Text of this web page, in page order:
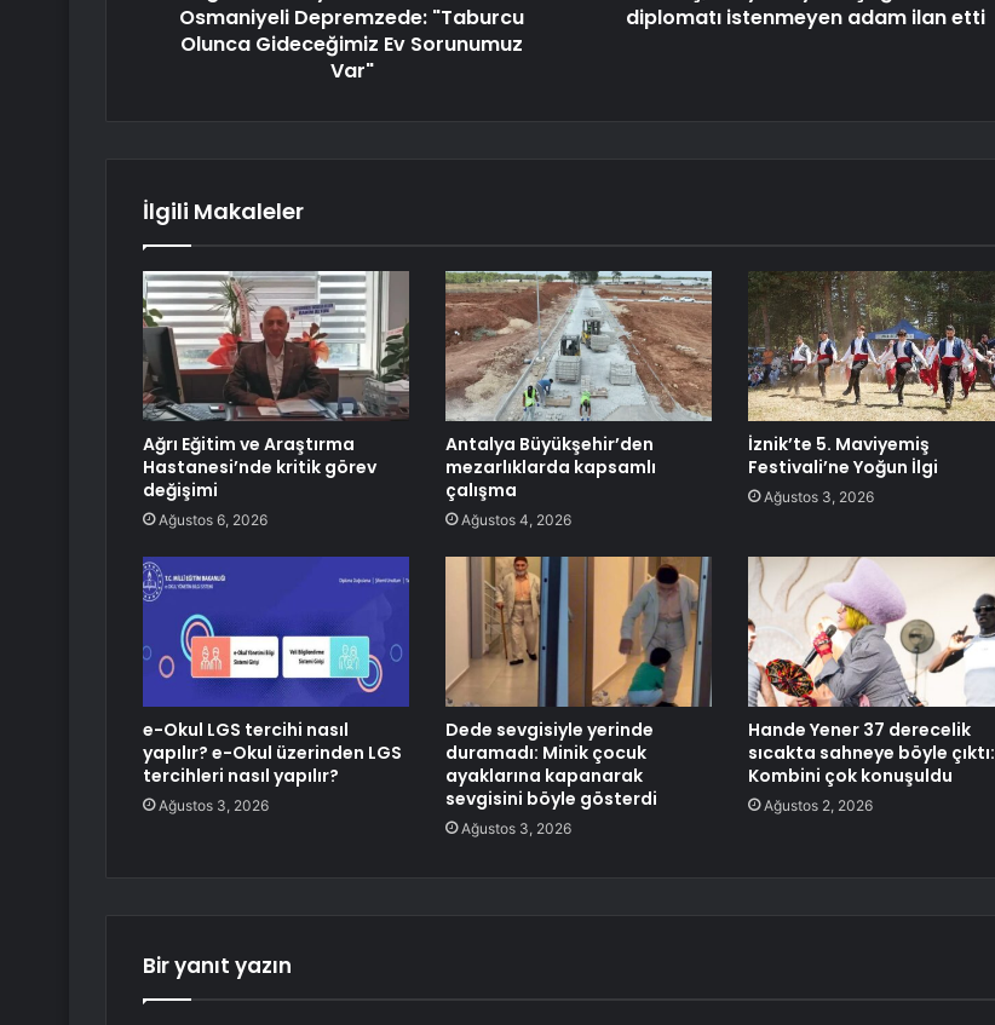
Osmaniyeli Depremzede: "Taburcu
Olunca Gideceğimiz Ev Sorunumuz
Var"
diplomatı istenmeyen adam ilan etti
İlgili Makaleler
Ağrı Eğitim ve Araştırma
Hastanesi’nde kritik görev
değişimi
Ağustos 6, 2026
Antalya Büyükşehir’den
mezarlıklarda kapsamlı
çalışma
Ağustos 4, 2026
İznik’te 5. Maviyemiş
Festivali’ne Yoğun İlgi
Ağustos 3, 2026
e-Okul LGS tercihi nasıl
yapılır? e-Okul üzerinden LGS
tercihleri nasıl yapılır?
Ağustos 3, 2026
Dede sevgisiyle yerinde
duramadı: Minik çocuk
ayaklarına kapanarak
sevgisini böyle gösterdi
Ağustos 3, 2026
Hande Yener 37 derecelik
sıcakta sahneye böyle çıktı:
Kombini çok konuşuldu
Ağustos 2, 2026
Bir yanıt yazın